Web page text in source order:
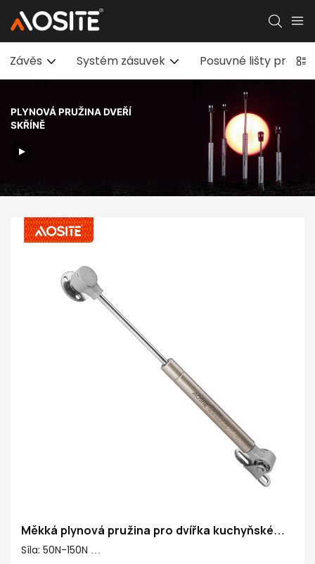
Závěs Systém zásuvek Posuvné lišty pro
PLYNOVÁ PRUŽINA DVEŘÍ
SKŘÍNĚ
Měkká plynová pružina pro dvířka kuchyňské
skříňky
Síla: 50N-150N